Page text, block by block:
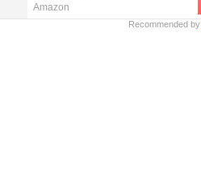
Amazon
Recommended by